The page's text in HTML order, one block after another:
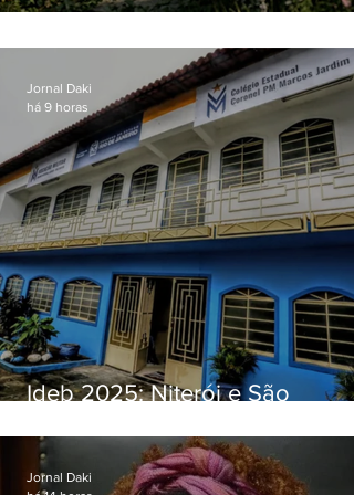
Ideb 2025: Niterói e São
distintos no ensino médio; veja
Jornal Daki
há 9 horas
Jornal Daki